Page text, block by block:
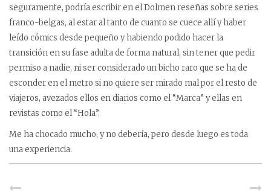
seguramente, podría escribir en el Dolmen reseñas sobre series
franco-belgas, al estar al tanto de cuanto se cuece allí y haber
leído cómics desde pequeño y habiendo podido hacer la
transición en su fase adulta de forma natural, sin tener que pedir
permiso a nadie, ni ser considerado un bicho raro que se ha de
esconder en el metro si no quiere ser mirado mal por el resto de
viajeros, avezados ellos en diarios como el “Marca” y ellas en
revistas como el “Hola”.
Me ha chocado mucho, y no debería, pero desde luego es toda
una experiencia.